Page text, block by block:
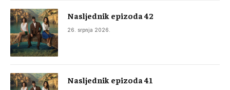
Nasljednik epizoda 42
26. srpnja 2026.
Nasljednik epizoda 41